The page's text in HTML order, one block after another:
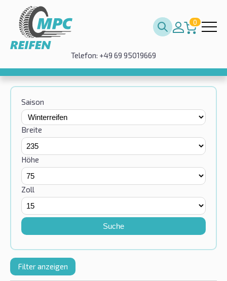
0
Telefon: +49 69 95019669
Saison
Breite
Höhe
Zoll
Suche
Filter anzeigen